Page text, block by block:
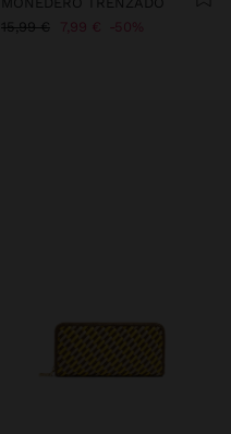
15,99 €
7,99 € 50%